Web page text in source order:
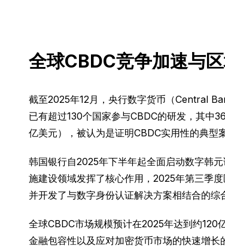
全球CBDC竞争加速与
截至2025年12月，央行数字货币（Central
已有超过130个国家参与CBDC的研发，其中
亿美元），被认为是证明CBDC实用性的典型案
韩国银行自2025年下半年起全面启动数字韩
施建设领域发挥了核心作用，2025年第三季
并开发了与数字身份认证解决方案相结合的综
全球CBDC市场规模预计在2025年达到约120
金融包容性以及应对加密货币市场的快速增长